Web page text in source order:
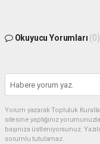
Okuyucu Yorumları (0)
Yorum yazarak Topluluk
sitesine yaptığınız
başınıza üstleniyorsunuz.
sorumlu tutulamaz.